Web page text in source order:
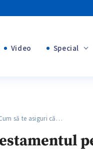
Video Special
să te asiguri că…